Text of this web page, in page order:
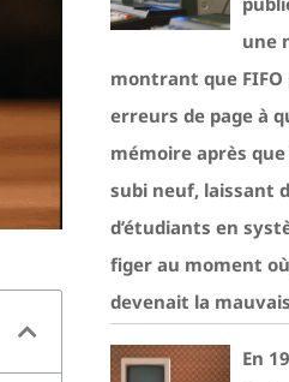
une
montrant que
erreurs de page à
mémoire après
subi neuf, laissant
d’étudiants en
figer au moment
devenait la
En